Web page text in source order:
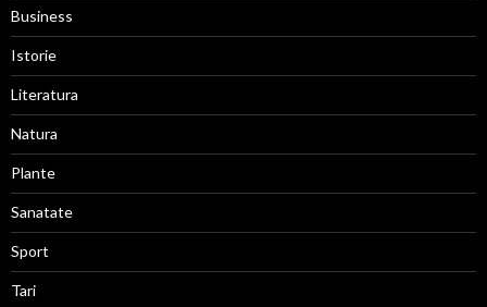
Business
Istorie
Literatura
Natura
Plante
Sanatate
Sport
Tari